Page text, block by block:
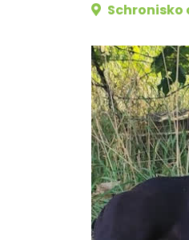
Schronisko